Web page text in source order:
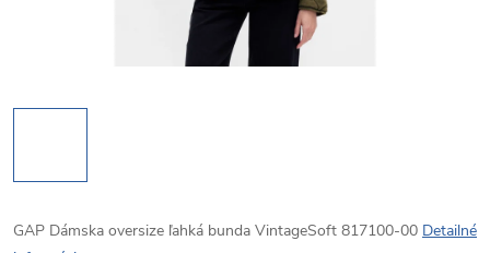
GAP Dámska oversize ľahká bunda VintageSoft 817100-00 Detailné